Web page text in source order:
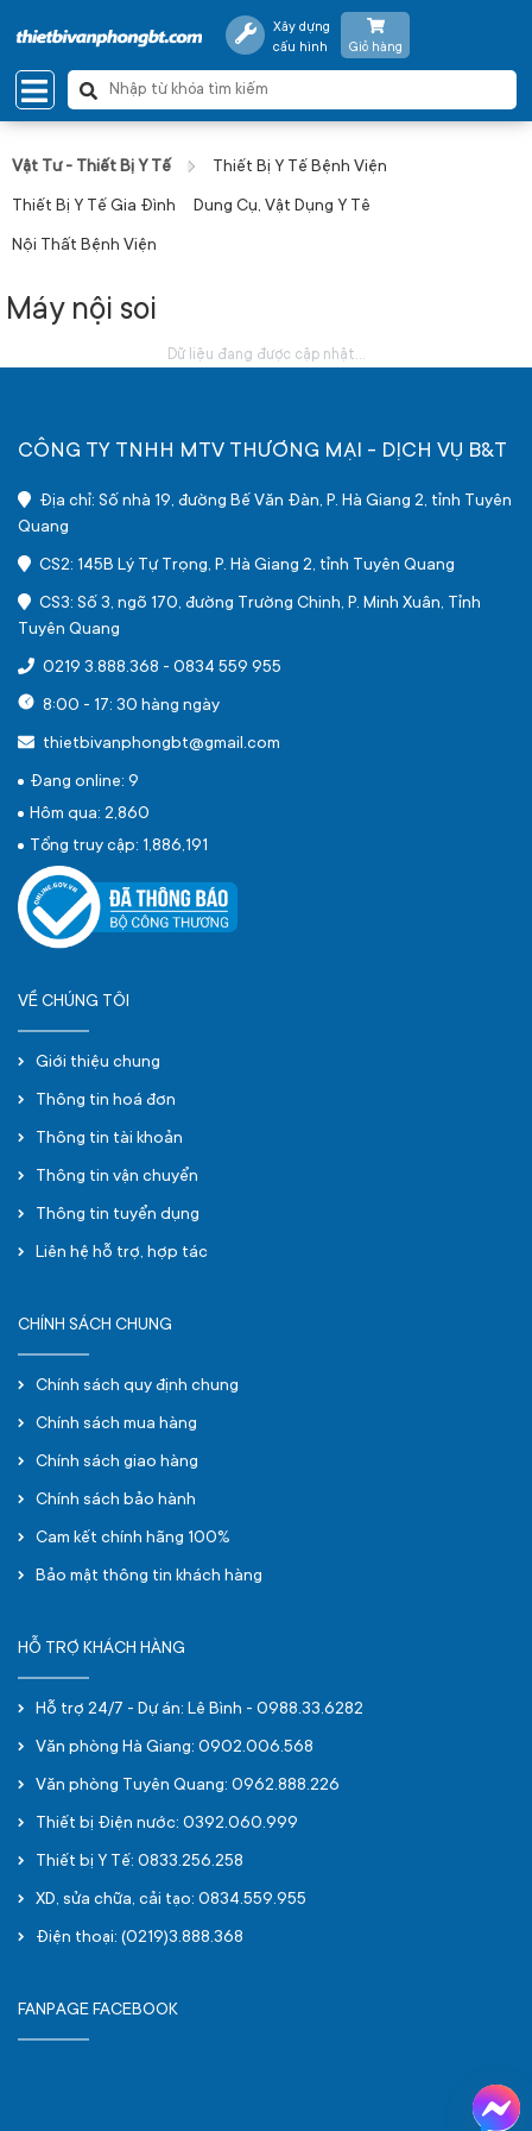
Xây dựng
cấu hình
Giỏ hàng
Vật Tư - Thiết Bị Y Tế Thiết Bị Y Tế Bệnh Viện
Thiết Bị Y Tế Gia Đình Dung Cụ, Vật Dụng Y Tê
Nội Thất Bệnh Viện
Máy nội soi
Dữ liệu đang được cập nhật...
CÔNG TY TNHH MTV THƯƠNG MẠI - DỊCH VỤ B&T
Địa chỉ: Số nhà 19, đường Bế Văn Đàn, P. Hà Giang 2, tỉnh Tuyên
Quang
CS2: 145B Lý Tự Trọng, P. Hà Giang 2, tỉnh Tuyên Quang
CS3: Số 3, ngõ 170, đường Trường Chinh, P. Minh Xuân, Tỉnh
Tuyên Quang
0219 3.888.368 - 0834 559 955
8:00 - 17: 30 hàng ngày
thietbivanphongbt@gmail.com
Đang online: 9
Hôm qua: 2,860
Tổng truy cập: 1,886,191
VỀ CHÚNG TÔI
Giới thiệu chung
Thông tin hoá đơn
Thông tin tài khoản
Thông tin vận chuyển
Thông tin tuyển dụng
Liên hệ hỗ trợ, hợp tác
CHÍNH SÁCH CHUNG
Chính sách quy định chung
Chính sách mua hàng
Chính sách giao hàng
Chính sách bảo hành
Cam kết chính hãng 100%
Bảo mật thông tin khách hàng
HỖ TRỢ KHÁCH HÀNG
Hỗ trợ 24/7 - Dự án: Lê Bình - 0988.33.6282
Văn phòng Hà Giang: 0902.006.568
Văn phòng Tuyên Quang: 0962.888.226
Thiết bị Điện nước: 0392.060.999
Thiết bị Y Tế: 0833.256.258
XD, sửa chữa, cải tạo: 0834.559.955
Điện thoại: (0219)3.888.368
FANPAGE FACEBOOK